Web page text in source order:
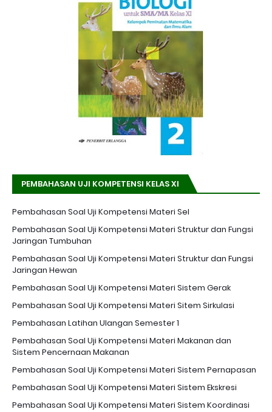
PEMBAHASAN UJI KOMPETENSI KELAS XI
Pembahasan Soal Uji Kompetensi Materi Sel
Pembahasan Soal Uji Kompetensi Materi Struktur dan Fungsi
Jaringan Tumbuhan
Pembahasan Soal Uji Kompetensi Materi Struktur dan Fungsi
Jaringan Hewan
Pembahasan Soal Uji Kompetensi Materi Sistem Gerak
Pembahasan Soal Uji Kompetensi Materi Sitem Sirkulasi
Pembahasan Latihan Ulangan Semester 1
Pembahasan Soal Uji Kompetensi Materi Makanan dan
Sistem Pencernaan Makanan
Pembahasan Soal Uji Kompetensi Materi Sistem Pernapasan
Pembahasan Soal Uji Kompetensi Materi Sistem Ekskresi
Pembahasan Soal Uji Kompetensi Materi Sistem Koordinasi